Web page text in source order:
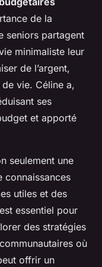
de la
seniors partagent
minimaliste leur
de l’argent,
de vie. Céline a,
ses
et apporté
seulement une
connaissances
utiles et des
est essentiel pour
des stratégies
où
offrir un